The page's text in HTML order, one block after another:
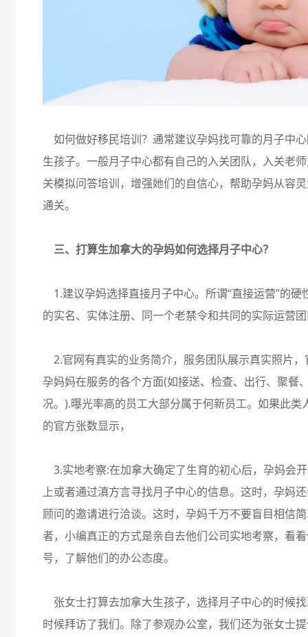
如何做好移民培训？通常建议孕妈找可靠的月子中
生孩子。一般月子中心都有自己的入关团队，入关老
关模拟问答培训，增强她们的自信心，帮助孕妈从容
通关。
三、打算生加拿大的孕妈如何选择月子中心？
1.建议孕妈选择直接月子中心。所谓“直接运营”的硬
的实名、实体注册、同一个老禁令和共同的实际运营
2.官网有真实的业务简介，服务团队展示真实照片
孕妈妈在服务的各个方面(如接送、检查、出行、聚餐
况。).曝光率高的员工大部分属于何新员工。如果此类
的官方张数显示，
3.实地考察:在加拿大确定了生育的初心后，孕妈会
上或者通过滇方言寻找月子中心的信息。这时，孕妈
顾问的邀请进行洽谈。这时，孕妈千万不要盲目相信
者，小编真正的方式是亲自去他们公司实地考察，看
号，了解他们的办公态度。
张女士打算去加拿大生孩子，选择月子中心的时候
时候拜访了我们。除了参观办公室，我们还为张女士